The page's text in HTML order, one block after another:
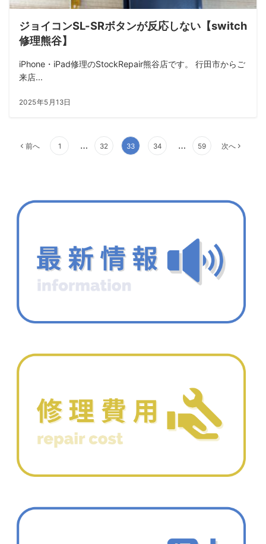
ジョイコンSL-SRボタンが反応しない【switch
修理熊谷】
iPhone・iPad修理のStockRepair熊谷店です。 行田市からご
来店...
2025年5月13日
ジ
前へ 1 … 32 33 34 … 59 次へ